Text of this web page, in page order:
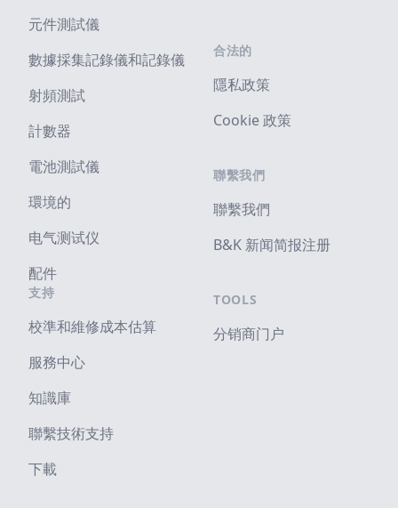
元件測試儀
數據採集記錄儀和記錄儀
射頻測試
計數器
電池測試儀
環境的
电气测试仪
配件
支持
校準和維修成本估算
服務中心
知識庫
聯繫技術支持
下載
合法的
隱私政策
Cookie 政策
聯繫我們
聯繫我們
B&K 新闻简报注册
TOOLS
分销商门户